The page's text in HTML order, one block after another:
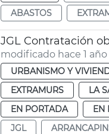
ABASTOS
JGL Contratación
modificado hace 1 año
URBANISMO Y
EXTRAMURS
LA
EN PORTADA
EN
JGL